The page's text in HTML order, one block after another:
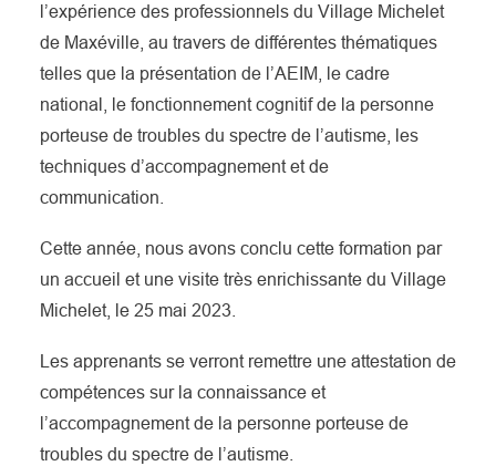
l’expérience des professionnels du Village Michelet
de Maxéville, au travers de différentes thématiques
telles que la présentation de l’AEIM, le cadre
national, le fonctionnement cognitif de la personne
porteuse de troubles du spectre de l’autisme, les
techniques d’accompagnement et de
communication.
Cette année, nous avons conclu cette formation par
un accueil et une visite très enrichissante du Village
Michelet, le 25 mai 2023.
Les apprenants se verront remettre une attestation de
compétences sur la connaissance et
l’accompagnement de la personne porteuse de
troubles du spectre de l’autisme.